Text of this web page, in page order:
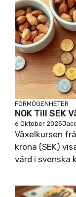
FÖRMÖGENHETER
NOK Till SEK
6 Oktober 2025
Växelkursen
krona (SEK)
värd i svenska